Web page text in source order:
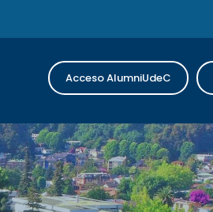
Acceso AlumniUdeC